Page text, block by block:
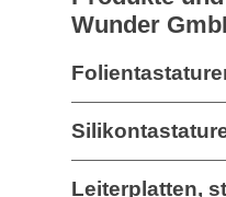
Wunder
Leiterplatten,